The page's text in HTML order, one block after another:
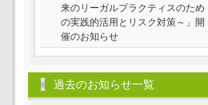
来のリーガルプラクティスのため
の実践的活用とリスク対策～」開
催のお知らせ
過去のお知らせ一覧